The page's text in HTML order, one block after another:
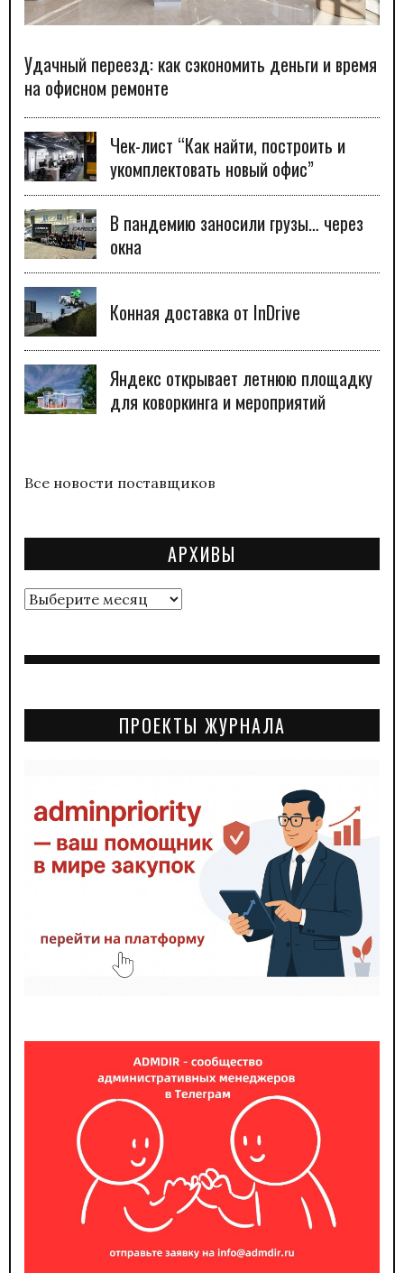
Удачный переезд: как сэкономить деньги и время
на офисном ремонте
Чек-лист “Как найти, построить и
укомплектовать новый офис”
В пандемию заносили грузы… через
окна
Конная доставка от InDrive
Яндекс открывает летнюю площадку
для коворкинга и мероприятий
Все новости поставщиков
АРХИВЫ
Архивы
ПРОЕКТЫ ЖУРНАЛА